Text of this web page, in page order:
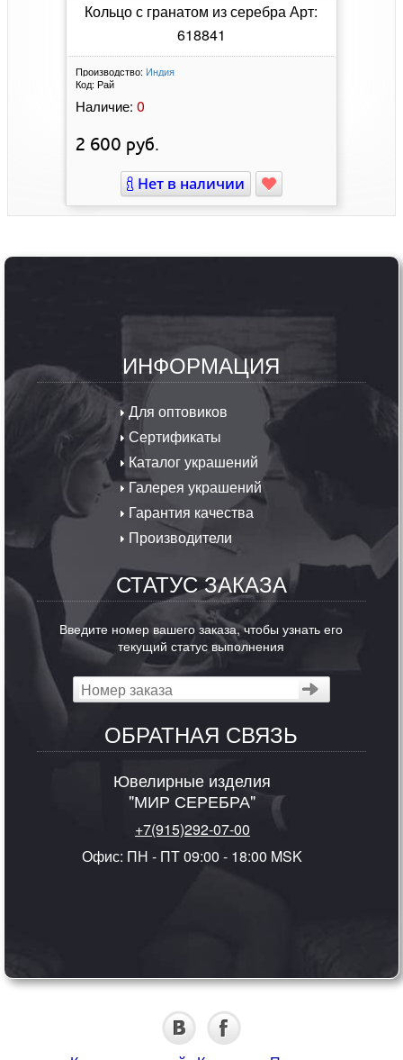
Кольцо с гранатом из серебра Арт:
618841
Производство: Индия
Код: Рай
Наличие: 0
2 600 руб.
Нет в наличии
ИНФОРМАЦИЯ
Для оптовиков
Сертификаты
Каталог украшений
Галерея украшений
Гарантия качества
Производители
СТАТУС ЗАКАЗА
Введите номер вашего заказа, чтобы узнать его
текущий статус выполнения
ОБРАТНАЯ СВЯЗЬ
Ювелирные изделия
"МИР СЕРЕБРА"
+7(915)292-07-00
Офис: ПН - ПТ 09:00 - 18:00 MSK